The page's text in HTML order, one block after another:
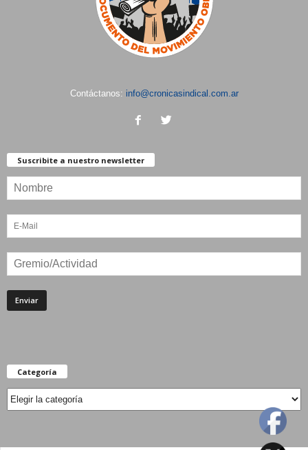
Contáctanos: info@cronicasindical.com.ar
Suscribite a nuestro newsletter
Categoría
Categoría